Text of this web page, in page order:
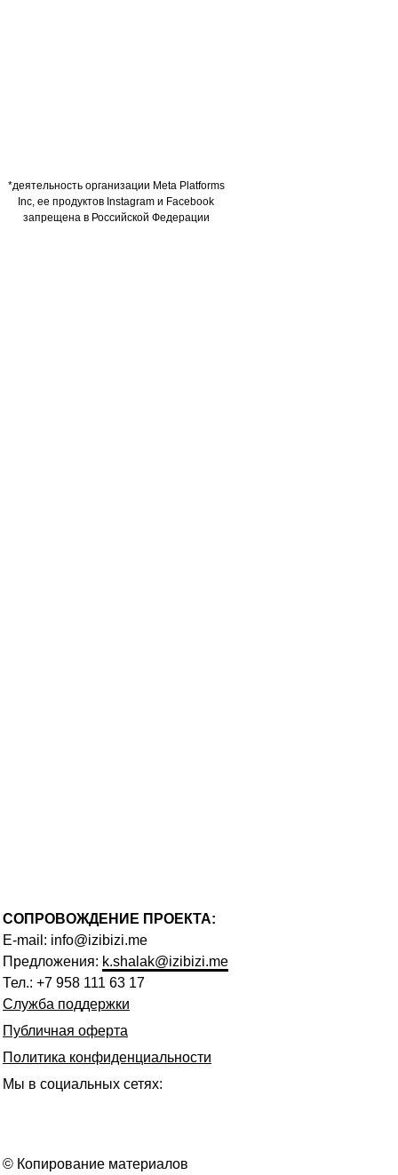
*деятельность организации Meta Platforms
Inc, ее продуктов Instagram и Facebook
запрещена в Российской Федерации
СОПРОВОЖДЕНИЕ ПРОЕКТА:
E-mail: info@izibizi.me
Предложения: k.shalak@izibizi.me
Тел.: +7 958 111 63 17
Служба поддержки
Публичная оферта
Политика конфиденциальности
Мы в социальных сетях:
© Копирование материалов